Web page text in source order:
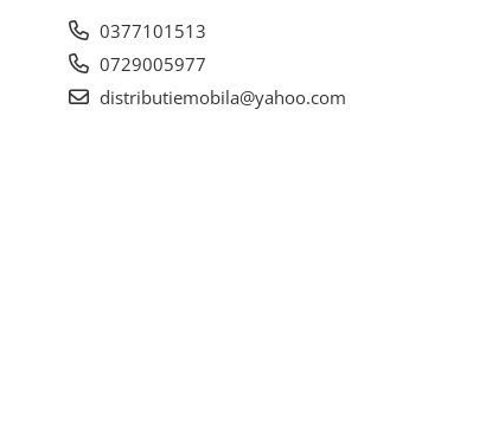
0377101513
0729005977
distributiemobila@yahoo.com